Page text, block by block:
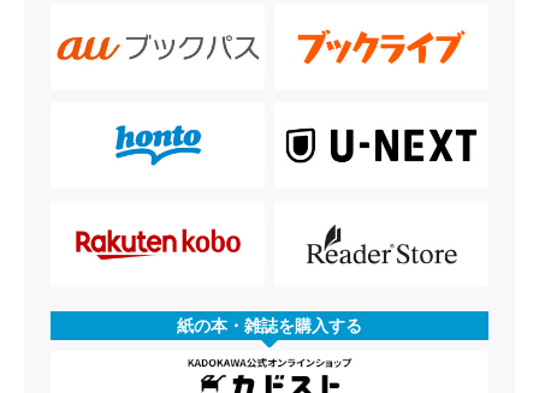
紙の本・雑誌を購入する